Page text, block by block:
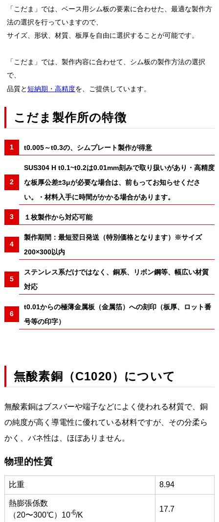
「こだま」では、ベース用シム板の要素に合わせた、最適な製作方
法の選択を行っていますので、
サイズ、形状、材質、板厚を自由に選択することが可能です。
「こだま」では、製作内容に合わせて、シム板の製作方法の選択
で、
品質と 短納期・高精度を、ご提供しています。
こだま製作所の特徴
t0.005～t0.3の、シムプレート製作が得意
SUS304 H t0.1~t0.2は0.01mm刻みで取り扱いがあり・高精度
な板厚公差±3μが必要な場合は、前もってお知らせくださ
い。・材料入手に時間がかかる場合があります。
１枚製作から対応可能
製作期間：最短翌日発送（特別価格となります）※サイズ
200×300以内
ステンレス系だけではなく、銅系、リボン鋼等、幅広い材質
対応
t0.01からの極薄金属板（金属箔）への刻印（板厚、ロット番
号等の印字）
無酸素銅（C1020）について
無酸素銅はブスバーや端子などによく使われる材質で、銅
の純度が高く導電性に優れている材料ですが、その分柔ら
かく、バネ性は、ほぼありません。
物理的性質
比重 8.94
熱膨張係数
（20〜300℃）10-6/K
17.7